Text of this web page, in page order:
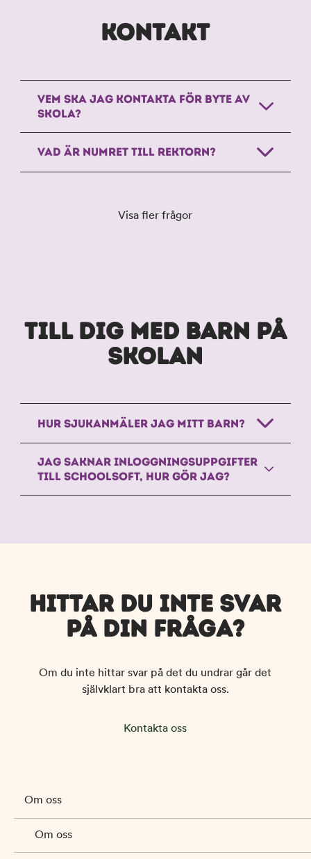
KONTAKT
VEM SKA JAG KONTAKTA FÖR BYTE AV
SKOLA?
VAD ÄR NUMRET TILL REKTORN?
Visa fler frågor
TILL DIG MED BARN PÅ
SKOLAN
HUR SJUKANMÄLER JAG MITT BARN?
JAG SAKNAR INLOGGNINGSUPPGIFTER
TILL SCHOOLSOFT, HUR GÖR JAG?
HITTAR DU INTE SVAR
PÅ DIN FRÅGA?
Om du inte hittar svar på det du undrar går det
självklart bra att kontakta oss.
Kontakta oss
Om oss
Om oss